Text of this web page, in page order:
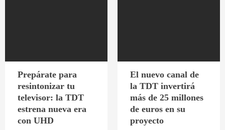
Prepárate para
resintonizar tu
televisor: la TDT
estrena nueva era
con UHD
El nuevo canal de
la TDT invertirá
más de 25 millones
de euros en su
proyecto